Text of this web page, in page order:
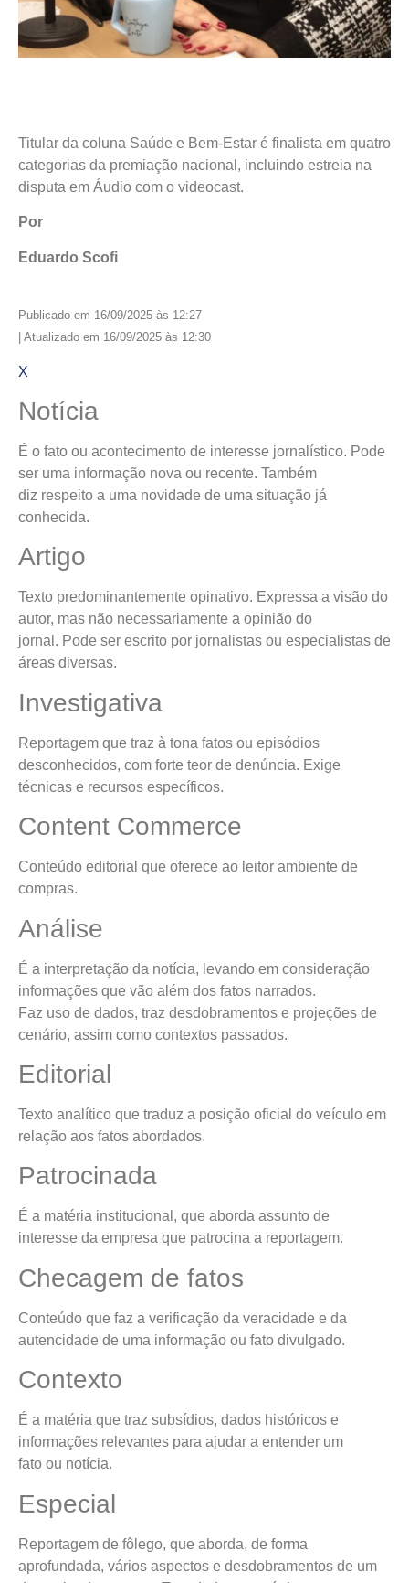
Titular da coluna Saúde e Bem-Estar é finalista em quatro
categorias da premiação nacional, incluindo estreia na
disputa em Áudio com o videocast.
Por
Eduardo Scofi
Publicado em 16/09/2025 às 12:27
| Atualizado em 16/09/2025 às 12:30
X
Notícia
É o fato ou acontecimento de interesse jornalístico. Pode
ser uma informação nova ou recente. Também
diz respeito a uma novidade de uma situação já
conhecida.
Artigo
Texto predominantemente opinativo. Expressa a visão do
autor, mas não necessariamente a opinião do
jornal. Pode ser escrito por jornalistas ou especialistas de
áreas diversas.
Investigativa
Reportagem que traz à tona fatos ou episódios
desconhecidos, com forte teor de denúncia. Exige
técnicas e recursos específicos.
Content Commerce
Conteúdo editorial que oferece ao leitor ambiente de
compras.
Análise
É a interpretação da notícia, levando em consideração
informações que vão além dos fatos narrados.
Faz uso de dados, traz desdobramentos e projeções de
cenário, assim como contextos passados.
Editorial
Texto analítico que traduz a posição oficial do veículo em
relação aos fatos abordados.
Patrocinada
É a matéria institucional, que aborda assunto de
interesse da empresa que patrocina a reportagem.
Checagem de fatos
Conteúdo que faz a verificação da veracidade e da
autencidade de uma informação ou fato divulgado.
Contexto
É a matéria que traz subsídios, dados históricos e
informações relevantes para ajudar a entender um
fato ou notícia.
Especial
Reportagem de fôlego, que aborda, de forma
aprofundada, vários aspectos e desdobramentos de um